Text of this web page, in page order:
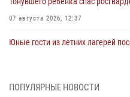
07 августа 2026, 12:37
Юные гости из летних лагерей
ПОПУЛЯРНЫЕ НОВОСТИ